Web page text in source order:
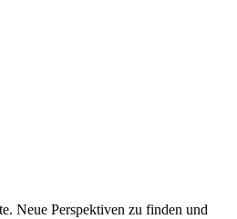
Neue Perspektiven zu finden und